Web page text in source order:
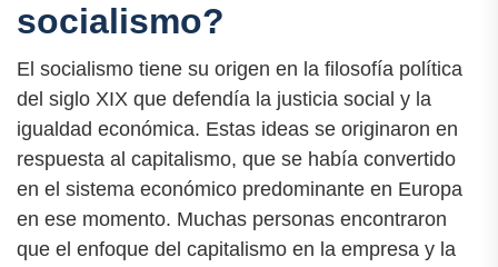
socialismo?
El socialismo tiene su origen en la filosofía política
del siglo XIX que defendía la justicia social y la
igualdad económica. Estas ideas se originaron en
respuesta al capitalismo, que se había convertido
en el sistema económico predominante en Europa
en ese momento. Muchas personas encontraron
que el enfoque del capitalismo en la empresa y la